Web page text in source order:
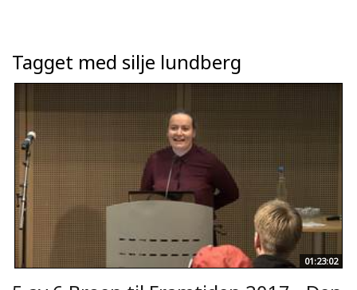
Tagget med silje lundberg
01:23:02